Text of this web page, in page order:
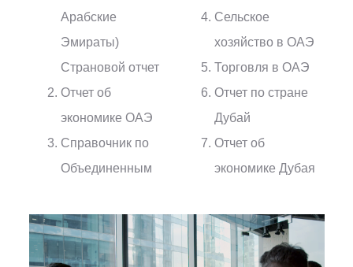
Арабские
Эмираты)
Страновой отчет
Отчет об
экономике ОАЭ
Справочник по
Объединенным
Сельское
хозяйство в ОАЭ
Торговля в ОАЭ
Отчет по стране
Дубай
Отчет об
экономике Дубая